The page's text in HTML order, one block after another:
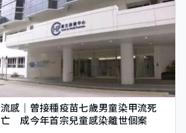
流感｜曾接種疫苗七歲男童染甲流死
亡 成今年首宗兒童感染離世個案